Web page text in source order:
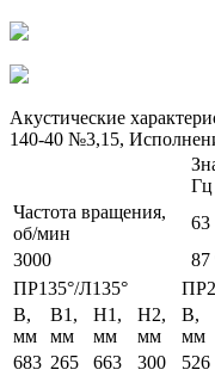
Акустические
140-40 №3,15,
Гц
Частота вращения,
об/мин
63
3000
87
ПР135°/Л135°
B,
мм
B1,
мм
H1,
мм
H2,
мм
B,
мм
683 265 663 300 526